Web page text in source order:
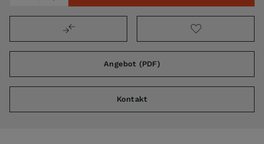
Angebot (PDF)
Kontakt